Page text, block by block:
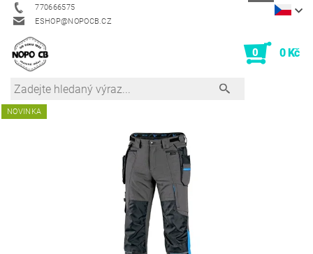
770666575
ESHOP@NOPOCB.CZ
0 0 Kč
NOVINKA